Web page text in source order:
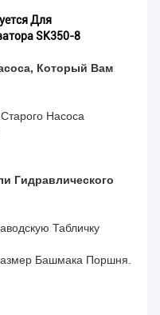
Для
SK350-8
Который Вам
Насоса
Гидравлического
Табличку
Башмака Поршня.